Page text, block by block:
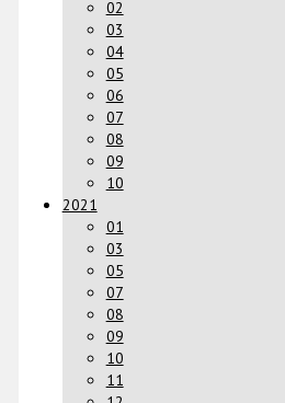
02
03
04
05
06
07
08
09
10
2021
01
03
05
07
08
09
10
11